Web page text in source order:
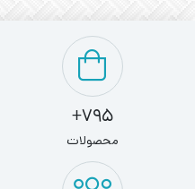
795+
محصولات